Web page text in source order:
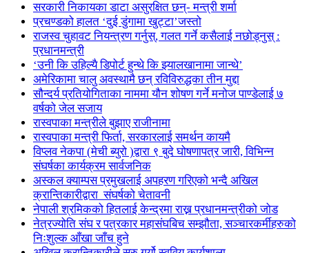
सरकारी निकायका डाटा असुरक्षित छन्- मन्त्री शर्मा
प्रचण्डको हालत ‘दुई डुंगामा खुट्टा’जस्तो
राजस्व चुहावट नियन्त्रण गर्नुस्, गलत गर्ने कसैलाई नछोड्नुस् :
प्रधानमन्त्री
‘उनी कि उहिल्यै डिपोर्ट हुन्थे कि झ्यालखानामा जान्थे’
अमेरिकामा चालु अवस्थामै छन् रविविरुद्धका तीन मुद्दा
सौन्दर्य प्रतियोगिताका नाममा यौन शोषण गर्ने मनोज पाण्डेलाई ७
वर्षको जेल सजाय
रास्वपाका मन्त्रीले बुझाए राजीनामा
रास्वपाका मन्त्री फिर्ता, सरकारलाई समर्थन कायमै
विप्लव नेकपा (मेची ब्युरो )द्वारा ९ बुदे घोषणापत्र जारी, विभिन्न
संघर्षका कार्यक्रम सार्वजनिक
अस्कल क्याम्पस प्रमुखलाई अपहरण गरिएको भन्दै अखिल
क्रान्तिकारीद्वारा संघर्षको चेतावनी
नेपाली श्रमिकको हितलाई केन्द्रमा राख्न प्रधानमन्त्रीको जोड
नेत्रज्योति संघ र पत्रकार महासंघबिच सम्झौता, सञ्चारकर्मीहरुको
निःशुल्क आँखा जाँच हुने